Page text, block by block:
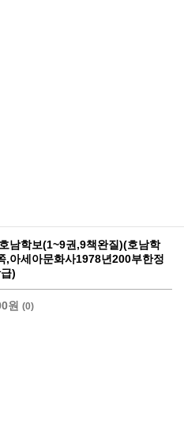
남학보(1~9권,9책완질)(호남학
,아세아문화사1978년200부한정
)
원 (0)